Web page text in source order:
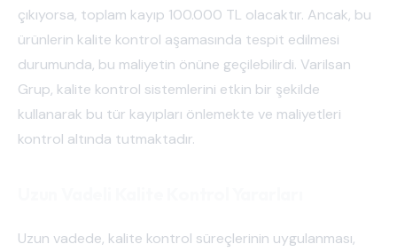
çıkıyorsa, toplam kayıp 100.000 TL olacaktır. Ancak, bu
ürünlerin kalite kontrol aşamasında tespit edilmesi
durumunda, bu maliyetin önüne geçilebilirdi. Varilsan
Grup, kalite kontrol sistemlerini etkin bir şekilde
kullanarak bu tür kayıpları önlemekte ve maliyetleri
kontrol altında tutmaktadır.
Uzun vadede, kalite kontrol süreçlerinin uygulanması,